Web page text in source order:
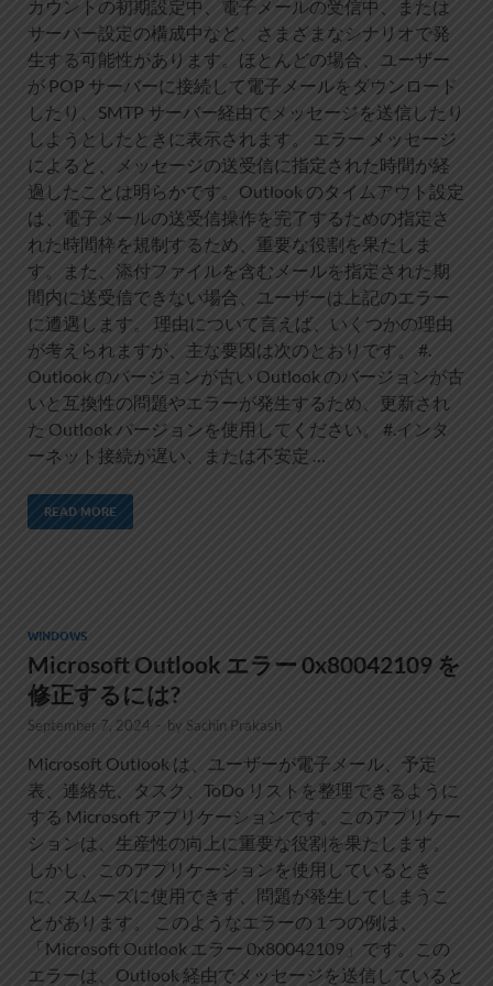
カウントの初期設定中、電子メールの受信中、または
サーバー設定の構成中など、さまざまなシナリオで発
生する可能性があります。ほとんどの場合、ユーザー
が POP サーバーに接続して電子メールをダウンロード
したり、SMTP サーバー経由でメッセージを送信したり
しようとしたときに表示されます。 エラー メッセージ
によると、メッセージの送受信に指定された時間が経
過したことは明らかです。Outlook のタイムアウト設定
は、電子メールの送受信操作を完了するための指定さ
れた時間枠を規制するため、重要な役割を果たしま
す。また、添付ファイルを含むメールを指定された期
間内に送受信できない場合、ユーザーは上記のエラー
に遭遇します。 理由について言えば、いくつかの理由
が考えられますが、主な要因は次のとおりです。 #.
Outlook のバージョンが古い Outlook のバージョンが古
いと互換性の問題やエラーが発生するため、更新され
た Outlook バージョンを使用してください。 #.インタ
ーネット接続が遅い、または不安定 …
READ MORE
WINDOWS
Microsoft Outlook エラー 0x80042109 を
修正するには?
September 7, 2024 - by Sachin Prakash
Microsoft Outlook は、ユーザーが電子メール、予定
表、連絡先、タスク、ToDo リストを整理できるように
する Microsoft アプリケーションです。このアプリケー
ションは、生産性の向上に重要な役割を果たします。
しかし、このアプリケーションを使用しているとき
に、スムーズに使用できず、問題が発生してしまうこ
とがあります。 このようなエラーの 1 つの例は、
「Microsoft Outlook エラー 0x80042109」です。この
エラーは、Outlook 経由でメッセージを送信していると